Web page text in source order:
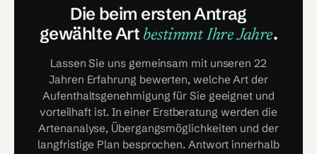
Die beim ersten Antrag
gewählte Art bestimmt Ihre Jahre.
Lassen Sie uns gemeinsam mit unseren 22
Jahren Erfahrung bewerten, welche Art der
Aufenthaltsgenehmigung für Sie geeignet und
vorteilhaft ist. In einer Erstberatung werden die
Artenanalyse, Übergangsmöglichkeiten und der
langfristige Plan besprochen. Antwort innerhalb